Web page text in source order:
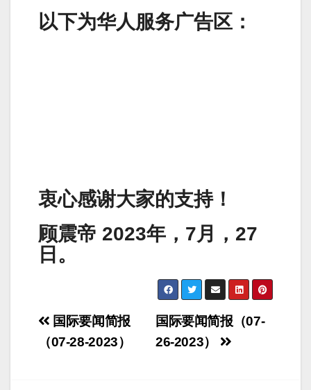
以下为华人服务广告区：
衷心感谢大家的支持！
顾震帝 2023年，7月，27
日。
Post
navigation
国际要闻简报（07-
26-2023）
国际要闻简报
（07-28-2023）